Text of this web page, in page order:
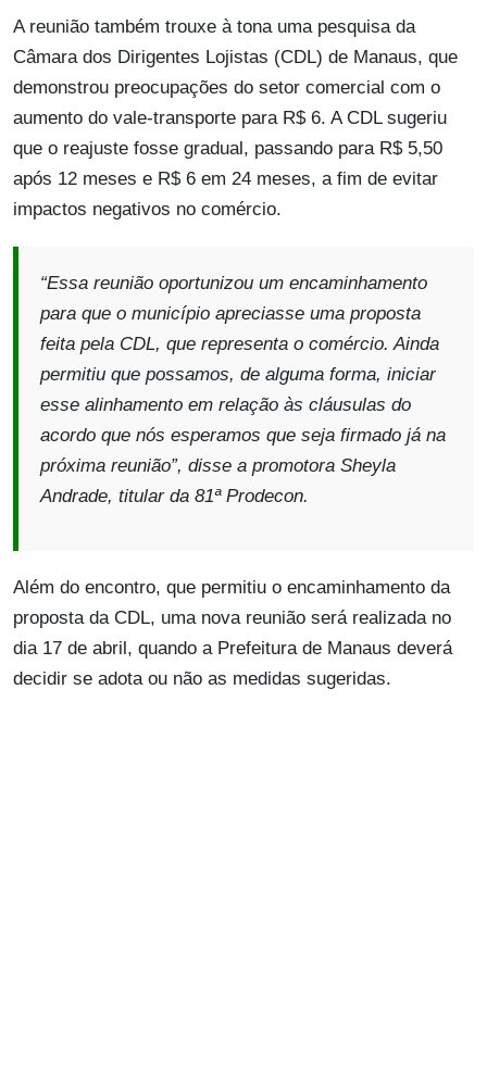
A reunião também trouxe à tona uma pesquisa da
Câmara dos Dirigentes Lojistas (CDL) de Manaus, que
demonstrou preocupações do setor comercial com o
aumento do vale-transporte para R$ 6. A CDL sugeriu
que o reajuste fosse gradual, passando para R$ 5,50
após 12 meses e R$ 6 em 24 meses, a fim de evitar
impactos negativos no comércio.
“Essa reunião oportunizou um encaminhamento
para que o município apreciasse uma proposta
feita pela CDL, que representa o comércio. Ainda
permitiu que possamos, de alguma forma, iniciar
esse alinhamento em relação às cláusulas do
acordo que nós esperamos que seja firmado já na
próxima reunião”, disse a promotora Sheyla
Andrade, titular da 81ª Prodecon.
Além do encontro, que permitiu o encaminhamento da
proposta da CDL, uma nova reunião será realizada no
dia 17 de abril, quando a Prefeitura de Manaus deverá
decidir se adota ou não as medidas sugeridas.